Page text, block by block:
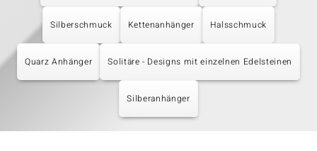
Silberschmuck Kettenanhänger Halsschmuck
Quarz Anhänger Solitäre - Designs mit einzelnen Edelsteinen
Silberanhänger